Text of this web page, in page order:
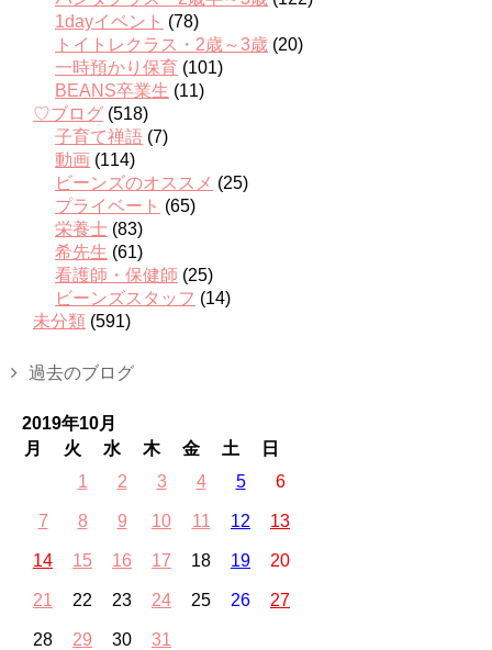
1dayイベント (78)
トイトレクラス・2歳～3歳 (20)
一時預かり保育 (101)
BEANS卒業生 (11)
♡ブログ (518)
子育て禅語 (7)
動画 (114)
ビーンズのオススメ (25)
プライベート (65)
栄養士 (83)
希先生 (61)
看護師・保健師 (25)
ビーンズスタッフ (14)
未分類 (591)
過去のブログ
2019年10月
月
火 水 木 金 土
日
1
2 3 4 5 6
7 8 9 10 11 12 13
14 15 16 17 18 19 20
21 22 23 24 25 26 27
28 29 30
31